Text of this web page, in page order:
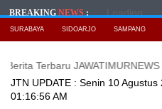
BREAKINGNEWS: Loading...
SURABAYA SIDOARJO SAMPANG
JAWATIMURNEWSCLEAR
JTN UPDATE : Senin 10 Agustus
01:16:58 AM